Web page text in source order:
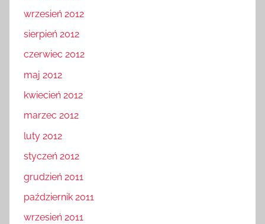
wrzesień 2012
sierpień 2012
czerwiec 2012
maj 2012
kwiecień 2012
marzec 2012
luty 2012
styczeń 2012
grudzień 2011
październik 2011
wrzesień 2011